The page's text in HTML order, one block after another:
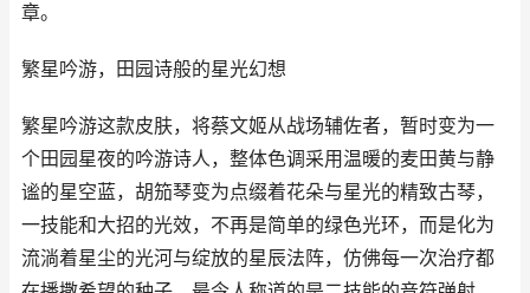
章。
繁星吟游，田园诗般的星光幻想
繁星吟游这款皮肤，将蔡文姬从战场辅佐者，暂时变为一
个田园星夜的吟游诗人，整体色调采用温暖的麦田黄与静
谧的星空蓝，胡笳琴变为点缀着花朵与星光的精致古琴，
一技能和大招的光效，不再是简单的绿色光环，而是化为
流淌着星尘的光河与绽放的星辰法阵，仿佛每一次治疗都